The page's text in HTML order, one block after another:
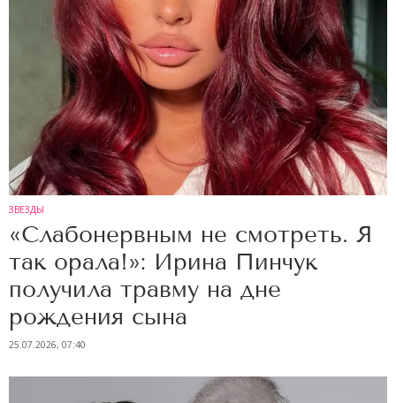
ЗВЕЗДЫ
«Слабонервным не смотреть. Я
так орала!»: Ирина Пинчук
получила травму на дне
рождения сына
25.07.2026, 07:40